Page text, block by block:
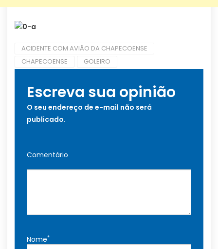
ACIDENTE COM AVIÃO DA CHAPECOENSE
CHAPECOENSE
GOLEIRO
Escreva sua opinião
O seu endereço de e-mail não será
publicado.
Comentário
Nome*